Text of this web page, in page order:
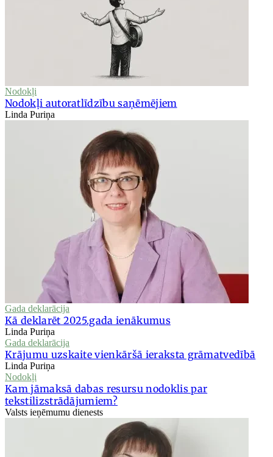
Nodokļi
Nodokļi autoratlīdzību saņēmējiem
Linda Puriņa
Gada deklarācija
Kā deklarēt 2025.gada ienākumus
Linda Puriņa
Gada deklarācija
Krājumu uzskaite vienkāršā ieraksta grāmatvedībā
Linda Puriņa
Nodokļi
Kam jāmaksā dabas resursu nodoklis par
tekstilizstrādājumiem?
Valsts ieņēmumu dienests